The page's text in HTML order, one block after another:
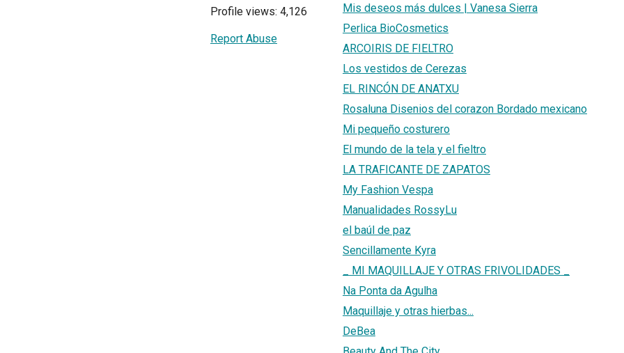
Profile views: 4,126
Report Abuse
Mis deseos más dulces | Vanesa Sierra
Perlica BioCosmetics
ARCOIRIS DE FIELTRO
Los vestidos de Cerezas
EL RINCÓN DE ANATXU
Rosaluna Disenios del corazon Bordado mexicano
Mi pequeño costurero
El mundo de la tela y el fieltro
LA TRAFICANTE DE ZAPATOS
My Fashion Vespa
Manualidades RossyLu
el baúl de paz
Sencillamente Kyra
_ MI MAQUILLAJE Y OTRAS FRIVOLIDADES _
Na Ponta da Agulha
Maquillaje y otras hierbas...
DeBea